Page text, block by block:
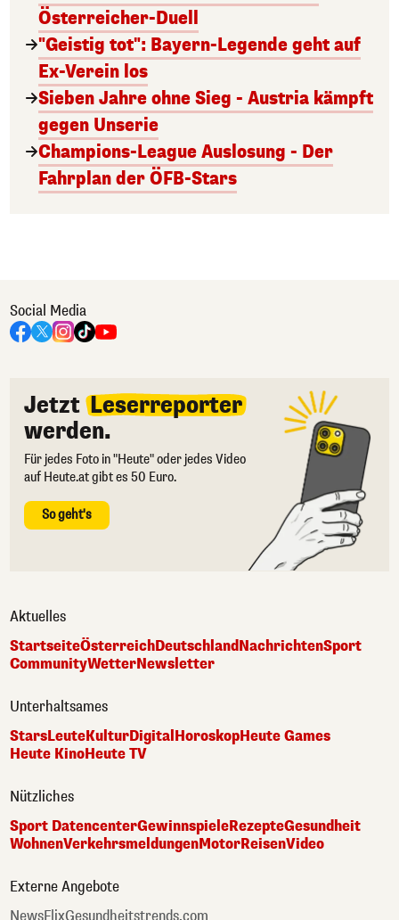
Österreicher-Duell
"Geistig tot": Bayern-Legende geht auf
Ex-Verein los
Sieben Jahre ohne Sieg - Austria kämpft
gegen Unserie
Champions-League Auslosung - Der
Fahrplan der ÖFB-Stars
Social Media
Jetzt Leserreporter
werden.
Für jedes Foto in "Heute" oder jedes Video
auf Heute.at gibt es 50 Euro.
So geht's
Aktuelles
StartseiteÖsterreichDeutschlandNachrichtenSport
CommunityWetterNewsletter
Unterhaltsames
StarsLeuteKulturDigital HoroskopHeute Games
Heute KinoHeute TV
Nützliches
Sport DatencenterGewinnspieleRezepteGesundheit
WohnenVerkehrsmeldungenMotorReisenVideo
Externe Angebote
NewsFlixGesundheitstrends.com